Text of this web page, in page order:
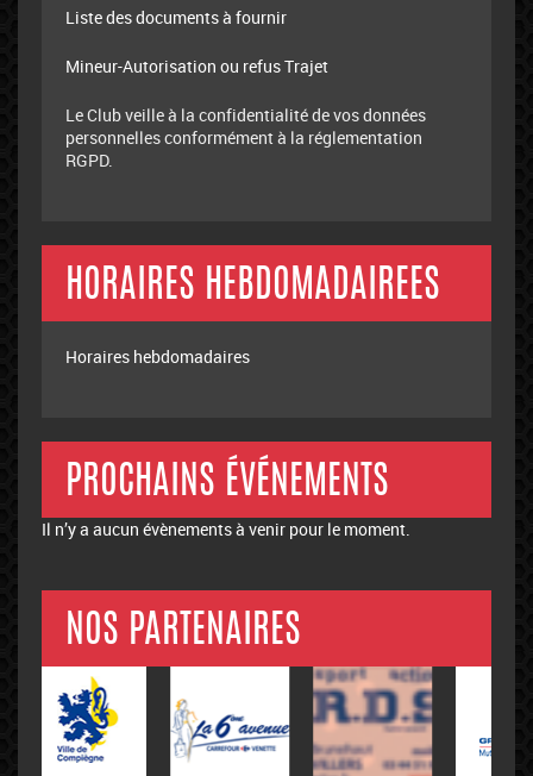
Liste des documents à fournir
Mineur-Autorisation ou refus Trajet
Le Club veille à la confidentialité de vos données
personnelles conformément à la réglementation
RGPD.
HORAIRES HEBDOMADAIREES
Horaires hebdomadaires
PROCHAINS ÉVÉNEMENTS
Il n’y a aucun évènements à venir pour le moment.
NOS PARTENAIRES